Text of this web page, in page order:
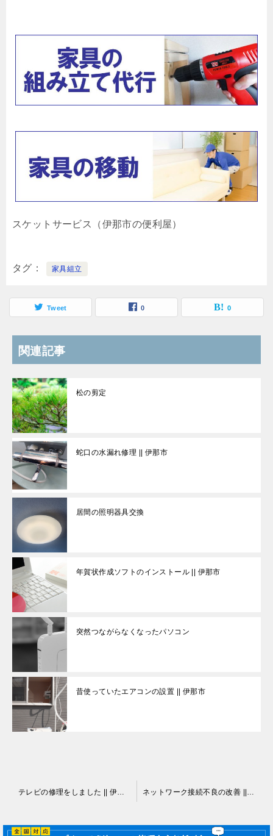
スケットサービス（伊那市の便利屋）
タグ 家具組立
Tweet 0 0
関連記事
松の剪定
蛇口の水漏れ修理 || 伊那市
居間の照明器具交換
年賀状作成ソフトのインストール || 伊那市
突然つながらなくなったパソコン
昔使っていたエアコンの設置 || 伊那市
ナ
テレビの修理をしました || 伊那市 ネットワーク接続不良の改善 || 伊那市